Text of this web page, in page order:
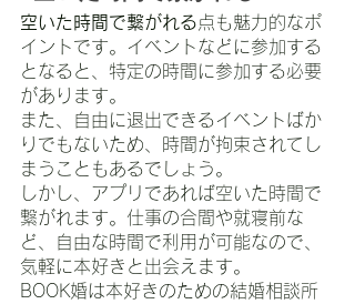
空いた時間で繋がれる点も魅力的なポ
イントです。イベントなどに参加する
となると、特定の時間に参加する必要
があります。
また、自由に退出できるイベントばか
りでもないため、時間が拘束されてし
まうこともあるでしょう。
しかし、アプリであれば空いた時間で
繋がれます。仕事の合間や就寝前な
ど、自由な時間で利用が可能なので、
気軽に本好きと出会えます。
BOOK婚は本好きのための結婚相談所